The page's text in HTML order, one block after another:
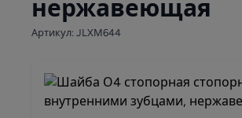
нержавеющая
Артикул: JLXМ644